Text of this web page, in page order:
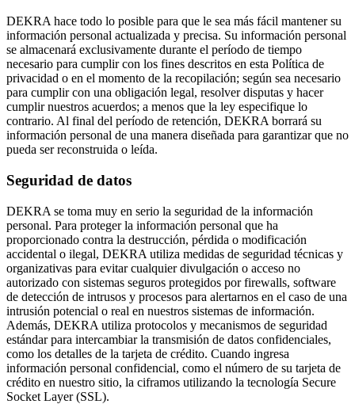
DEKRA hace todo lo posible para que le sea más fácil mantener su
información personal actualizada y precisa. Su información personal
se almacenará exclusivamente durante el período de tiempo
necesario para cumplir con los fines descritos en esta Política de
privacidad o en el momento de la recopilación; según sea necesario
para cumplir con una obligación legal, resolver disputas y hacer
cumplir nuestros acuerdos; a menos que la ley especifique lo
contrario. Al final del período de retención, DEKRA borrará su
información personal de una manera diseñada para garantizar que no
pueda ser reconstruida o leída.
Seguridad de datos
DEKRA se toma muy en serio la seguridad de la información
personal. Para proteger la información personal que ha
proporcionado contra la destrucción, pérdida o modificación
accidental o ilegal, DEKRA utiliza medidas de seguridad técnicas y
organizativas para evitar cualquier divulgación o acceso no
autorizado con sistemas seguros protegidos por firewalls, software
de detección de intrusos y procesos para alertarnos en el caso de una
intrusión potencial o real en nuestros sistemas de información.
Además, DEKRA utiliza protocolos y mecanismos de seguridad
estándar para intercambiar la transmisión de datos confidenciales,
como los detalles de la tarjeta de crédito. Cuando ingresa
información personal confidencial, como el número de su tarjeta de
crédito en nuestro sitio, la ciframos utilizando la tecnología Secure
Socket Layer (SSL).